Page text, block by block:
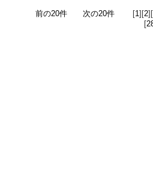
前の20件 次の20件[1][2][
[